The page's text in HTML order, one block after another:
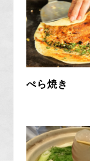
酒を愉
エクス
け）
Tosa
土佐の匠・
館アトリエ
ながら陶芸
り技術を間
て、地元の
供もあるた
ども体験頂
歴史伝統
春 夏
ぺら焼き